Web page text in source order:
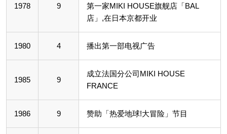
1978 9
第一家MIKI HOUSE旗舰店「BAL
店」,在日本京都开业
1980 4 播出第一部电视广告
1985 9
成立法国分公司MIKI HOUSE
FRANCE
1986 9 赞助「热爱地球!大冒险」节目